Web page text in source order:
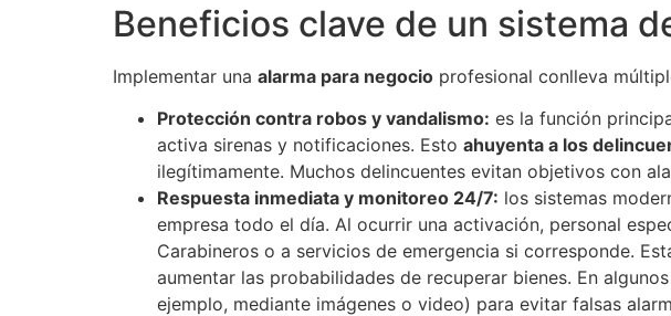
Beneficios clave de un sistema
Implementar una alarma para negocio profesional conlleva
Protección contra robos y vandalismo: es la función
activa sirenas y notificaciones. Esto ahuyenta a los
ilegítimamente. Muchos delincuentes evitan objetivos con
Respuesta inmediata y monitoreo 24/7: los sistemas
empresa todo el día. Al ocurrir una activación, personal
Carabineros o a servicios de emergencia si corresponde​.
aumentar las probabilidades de recuperar bienes. En
ejemplo, mediante imágenes o video) para evitar falsas